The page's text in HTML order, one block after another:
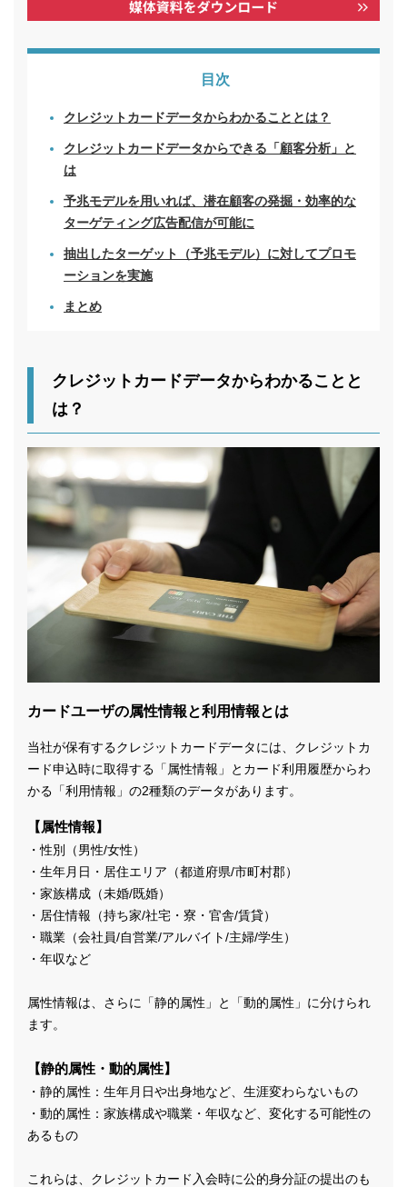
目次
クレジットカードデータからわかることとは？
クレジットカードデータからできる「顧客分析」と
は
予兆モデルを用いれば、潜在顧客の発掘・効率的な
ターゲティング広告配信が可能に
抽出したターゲット（予兆モデル）に対してプロモ
ーションを実施
まとめ
クレジットカードデータからわかることと
は？
カードユーザの属性情報と利用情報とは
当社が保有するクレジットカードデータには、クレジットカ
ード申込時に取得する「属性情報」とカード利用履歴からわ
かる「利用情報」の2種類のデータがあります。
【属性情報】
・性別（男性/女性）
・生年月日・居住エリア（都道府県/市町村郡）
・家族構成（未婚/既婚）
・居住情報（持ち家/社宅・寮・官舎/賃貸）
・職業（会社員/自営業/アルバイト/主婦/学生）
・年収など
属性情報は、さらに「静的属性」と「動的属性」に分けられ
ます。
【静的属性・動的属性】
・静的属性：生年月日や出身地など、生涯変わらないもの
・動的属性：家族構成や職業・年収など、変化する可能性の
あるもの
これらは、クレジットカード入会時に公的身分証の提出のも